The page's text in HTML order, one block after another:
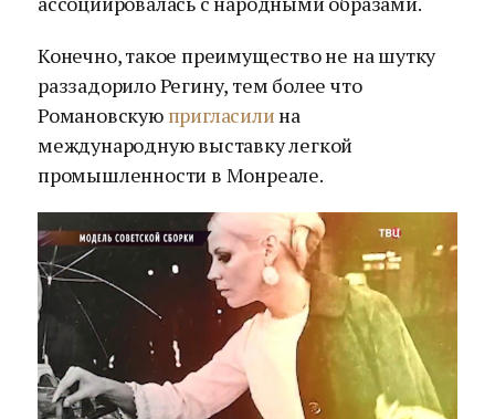
Конечно, такое преимущество не на шутку
раззадорило Регину, тем более что
Романовскую пригласили на
международную выставку легкой
промышленности в Монреале.